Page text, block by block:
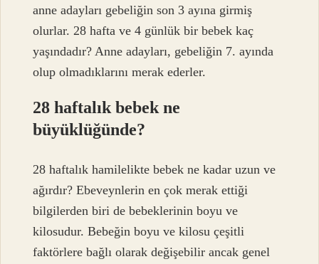
anne adayları gebeliğin son 3 ayına girmiş
olurlar. 28 hafta ve 4 günlük bir bebek kaç
yaşındadır? Anne adayları, gebeliğin 7. ayında
olup olmadıklarını merak ederler.
28 haftalık bebek ne
büyüklüğünde?
28 haftalık hamilelikte bebek ne kadar uzun ve
ağırdır? Ebeveynlerin en çok merak ettiği
bilgilerden biri de bebeklerinin boyu ve
kilosudur. Bebeğin boyu ve kilosu çeşitli
faktörlere bağlı olarak değişebilir ancak genel